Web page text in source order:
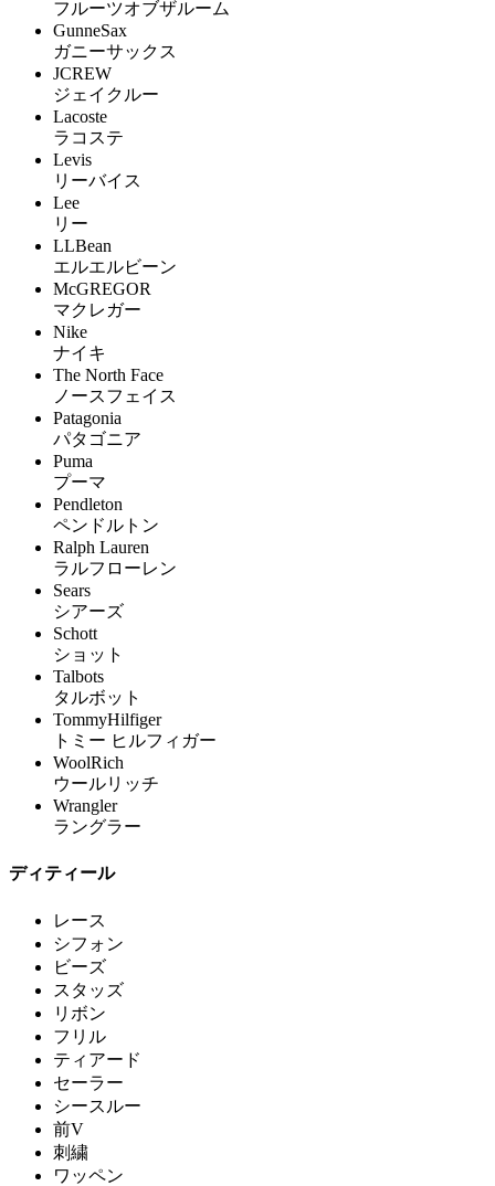
フルーツオブザルーム
GunneSax
ガニーサックス
JCREW
ジェイクルー
Lacoste
ラコステ
Levis
リーバイス
Lee
リー
LLBean
エルエルビーン
McGREGOR
マクレガー
Nike
ナイキ
The North Face
ノースフェイス
Patagonia
パタゴニア
Puma
プーマ
Pendleton
ペンドルトン
Ralph Lauren
ラルフローレン
Sears
シアーズ
Schott
ショット
Talbots
タルボット
TommyHilfiger
トミー ヒルフィガー
WoolRich
ウールリッチ
Wrangler
ラングラー
ディティール
レース
シフォン
ビーズ
スタッズ
リボン
フリル
ティアード
セーラー
シースルー
前V
刺繍
ワッペン